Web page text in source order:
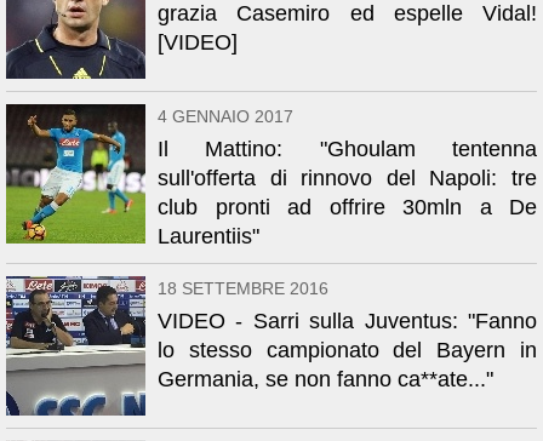
grazia Casemiro ed espelle Vidal!
[VIDEO]
4 GENNAIO 2017
Il Mattino: "Ghoulam tentenna
sull'offerta di rinnovo del Napoli: tre
club pronti ad offrire 30mln a De
Laurentiis"
18 SETTEMBRE 2016
VIDEO - Sarri sulla Juventus: "Fanno
lo stesso campionato del Bayern in
Germania, se non fanno ca**ate..."